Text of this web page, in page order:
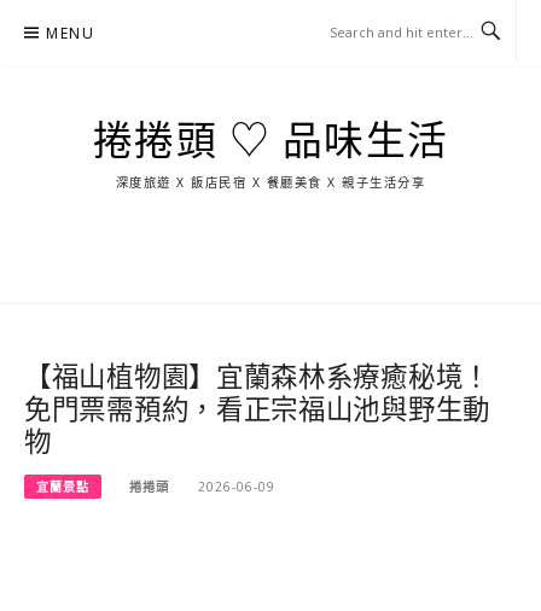
MENU
捲捲頭 ♡ 品味生活
深度旅遊 X 飯店民宿 X 餐廳美食 X 親子生活分享
【福山植物園】宜蘭森林系療癒秘境！
免門票需預約，看正宗福山池與野生動
物
宜蘭景點 捲捲頭 2026-06-09